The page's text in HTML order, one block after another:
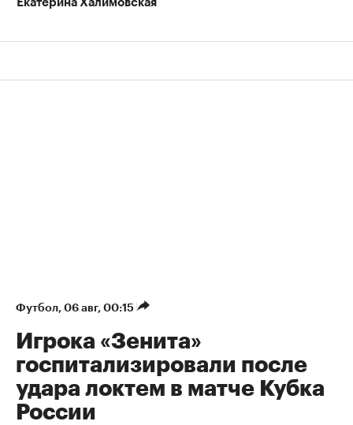
Екатерина Халимовская
Футбол⁠, 06 авг, 00:15
Игрока «Зенита»
госпитализировали после
удара локтем в матче Кубка
России